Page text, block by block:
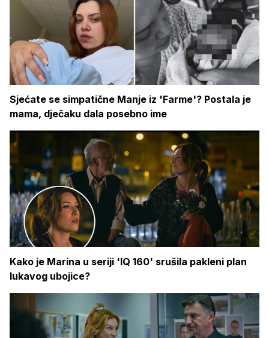
Sjećate se simpatične Manje iz 'Farme'? Postala je
mama, dječaku dala posebno ime
Kako je Marina u seriji 'IQ 160' srušila pakleni plan
lukavog ubojice?